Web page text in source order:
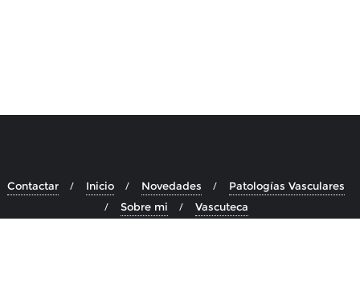
Contactar Inicio Novedades
Patologías Vasculares
Sobre mi
Vascuteca